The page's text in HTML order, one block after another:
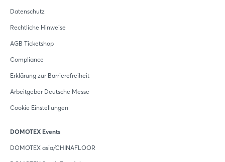
Datenschutz
Rechtliche Hinweise
AGB Ticketshop
Compliance
Erklärung zur Barrierefreiheit
Arbeitgeber Deutsche Messe
Cookie Einstellungen
DOMOTEX Events
DOMOTEX asia/CHINAFLOOR